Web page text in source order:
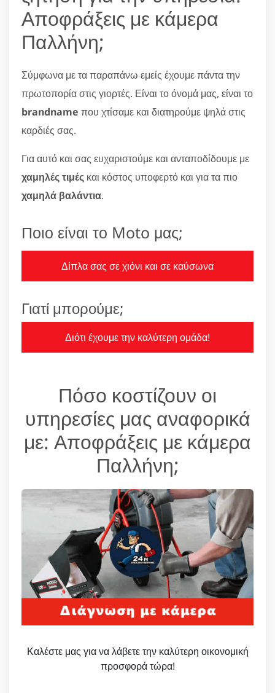
Αποφράξεις με κάμερα
Παλλήνη;
Σύμφωνα με τα παραπάνω εμείς έχουμε πάντα την
πρωτοπορία στις γιορτές. Είναι το όνομά μας, είναι το
brandname που χτίσαμε και διατηρούμε ψηλά στις
καρδιές σας.
Για αυτό και σας ευχαριστούμε και ανταποδίδουμε με
χαμηλές τιμές και κόστος υποφερτό και για τα πιο
χαμηλά βαλάντια.
Ποιο είναι το Moto μας;
Δίπλα σας σε χιόνι και σε καύσωνα
Γιατί μπορούμε;
Διότι έχουμε την καλύτερη ομάδα!
Πόσο κοστίζουν οι
υπηρεσίες μας αναφορικά
με: Αποφράξεις με κάμερα
Παλλήνη;
Καλέστε μας για να λάβετε την καλύτερη οικονομική
προσφορά τώρα!